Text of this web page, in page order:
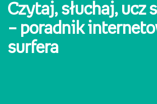
Czytaj, słuchaj, ucz
– poradnik
surfera